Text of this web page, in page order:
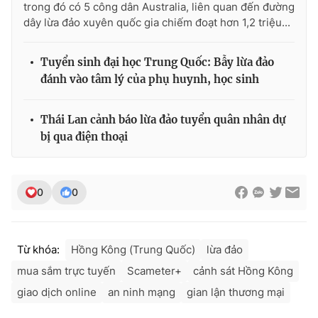
THỜI BÁO VTV
Theo dõi báo trên
Cơ quan chủ quản:
Cơ quan báo chí:
Tổng Biên tập:Vũ Thanh Thủy
Phó Tổng Biên tập:Nguyễn Thị Mỹ Hạnh, Phạm Quốc Thắng,
Nguyễn Trọng Ninh
trong đó có 5 công dân Australia, liên quan đến đường
dây lừa đảo xuyên quốc gia chiếm đoạt hơn 1,2 triệu...
Tuyển sinh đại học Trung Quốc: Bẫy lừa đảo
đánh vào tâm lý của phụ huynh, học sinh
Thái Lan cảnh báo lừa đảo tuyển quân nhân dự
bị qua điện thoại
0 0
Từ khóa: Hồng Kông (Trung Quốc)
lừa đảo
mua sắm trực tuyến
Scameter+
cảnh sát Hồng Kông
giao dịch online
an ninh mạng gian lận thương mại